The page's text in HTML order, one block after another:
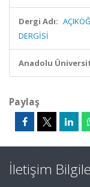
Dergi Adı:
DERGİSİ
Anadolu
Paylaş
İletişim